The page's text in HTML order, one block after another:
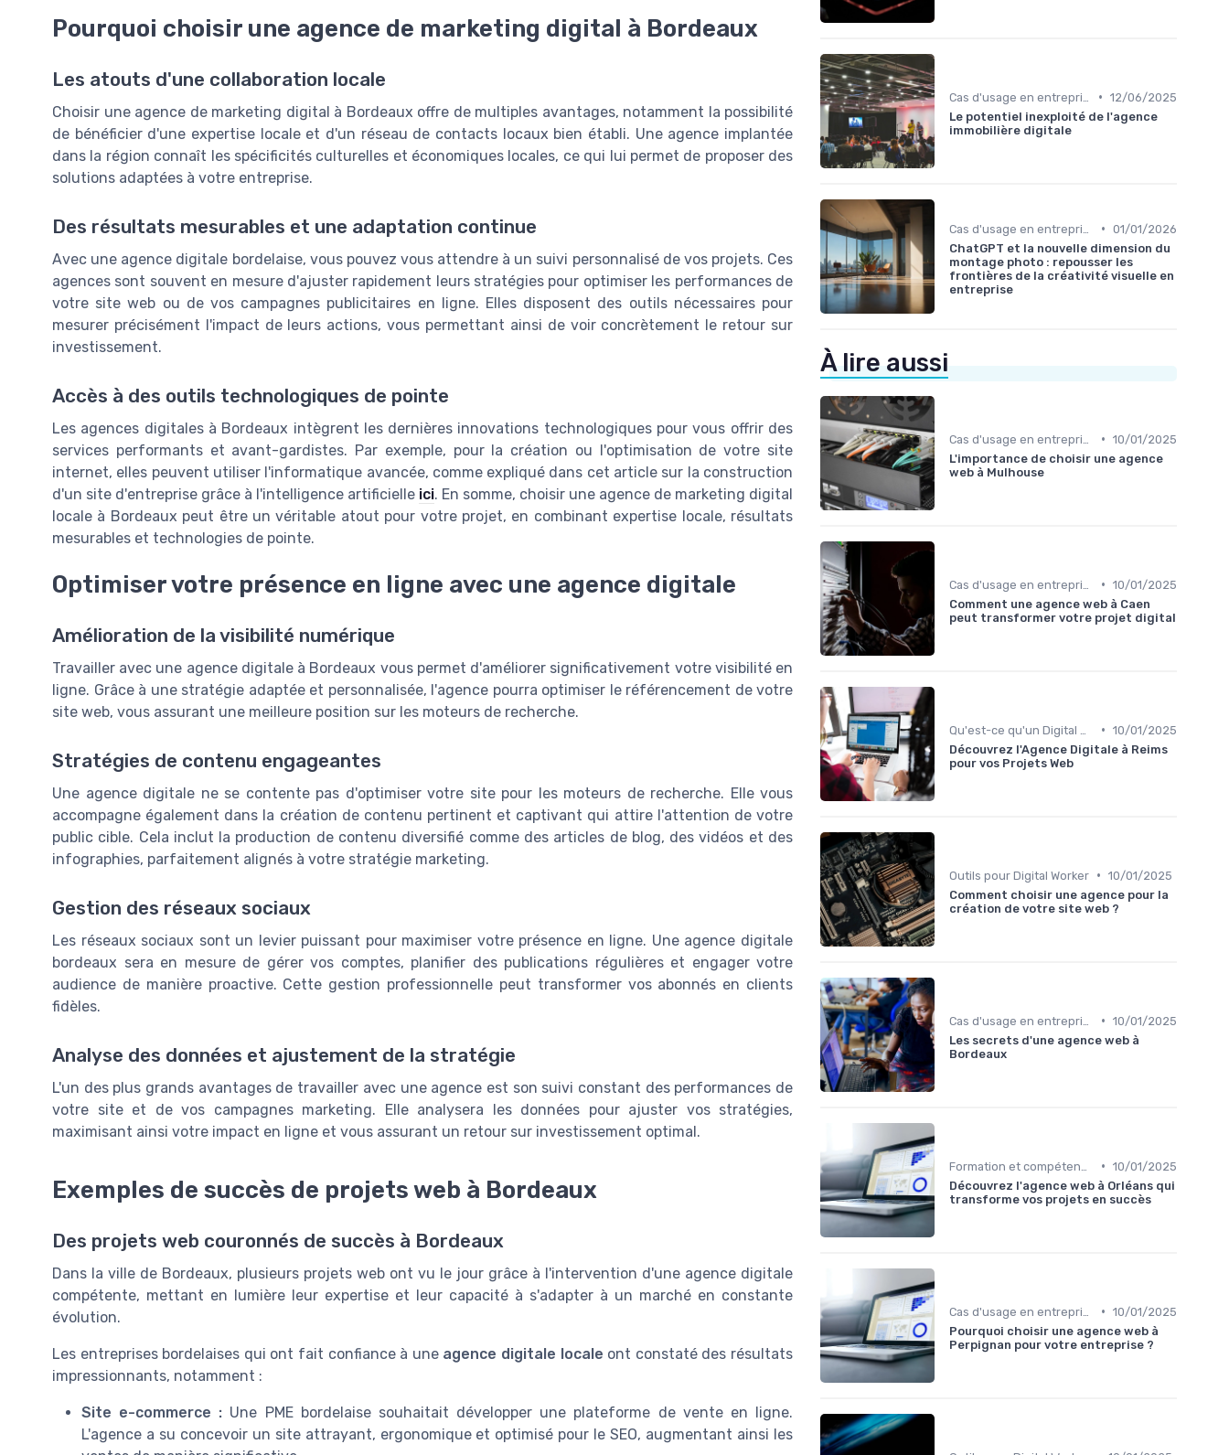
Pourquoi choisir une agence de marketing digital à Bordeaux
Les atouts d'une collaboration locale
Choisir une agence de marketing digital à Bordeaux offre de multiples avantages, notamment la possibilité
de bénéficier d'une expertise locale et d'un réseau de contacts locaux bien établi. Une agence implantée
dans la région connaît les spécificités culturelles et économiques locales, ce qui lui permet de proposer des
solutions adaptées à votre entreprise.
Des résultats mesurables et une adaptation continue
Avec une agence digitale bordelaise, vous pouvez vous attendre à un suivi personnalisé de vos projets. Ces
agences sont souvent en mesure d'ajuster rapidement leurs stratégies pour optimiser les performances de
votre site web ou de vos campagnes publicitaires en ligne. Elles disposent des outils nécessaires pour
mesurer précisément l'impact de leurs actions, vous permettant ainsi de voir concrètement le retour sur
investissement.
Accès à des outils technologiques de pointe
Les agences digitales à Bordeaux intègrent les dernières innovations technologiques pour vous offrir des
services performants et avant-gardistes. Par exemple, pour la création ou l'optimisation de votre site
internet, elles peuvent utiliser l'informatique avancée, comme expliqué dans cet article sur la construction
d'un site d'entreprise grâce à l'intelligence artificielle ici. En somme, choisir une agence de marketing digital
locale à Bordeaux peut être un véritable atout pour votre projet, en combinant expertise locale, résultats
mesurables et technologies de pointe.
Optimiser votre présence en ligne avec une agence digitale
Amélioration de la visibilité numérique
Travailler avec une agence digitale à Bordeaux vous permet d'améliorer significativement votre visibilité en
ligne. Grâce à une stratégie adaptée et personnalisée, l'agence pourra optimiser le référencement de votre
site web, vous assurant une meilleure position sur les moteurs de recherche.
Stratégies de contenu engageantes
Une agence digitale ne se contente pas d'optimiser votre site pour les moteurs de recherche. Elle vous
accompagne également dans la création de contenu pertinent et captivant qui attire l'attention de votre
public cible. Cela inclut la production de contenu diversifié comme des articles de blog, des vidéos et des
infographies, parfaitement alignés à votre stratégie marketing.
Gestion des réseaux sociaux
Les réseaux sociaux sont un levier puissant pour maximiser votre présence en ligne. Une agence digitale
bordeaux sera en mesure de gérer vos comptes, planifier des publications régulières et engager votre
audience de manière proactive. Cette gestion professionnelle peut transformer vos abonnés en clients
fidèles.
Analyse des données et ajustement de la stratégie
L'un des plus grands avantages de travailler avec une agence est son suivi constant des performances de
votre site et de vos campagnes marketing. Elle analysera les données pour ajuster vos stratégies,
maximisant ainsi votre impact en ligne et vous assurant un retour sur investissement optimal.
Exemples de succès de projets web à Bordeaux
Des projets web couronnés de succès à Bordeaux
Dans la ville de Bordeaux, plusieurs projets web ont vu le jour grâce à l'intervention d'une agence digitale
compétente, mettant en lumière leur expertise et leur capacité à s'adapter à un marché en constante
évolution.
Les entreprises bordelaises qui ont fait confiance à une agence digitale locale ont constaté des résultats
impressionnants, notamment :
Site e-commerce : Une PME bordelaise souhaitait développer une plateforme de vente en ligne.
L'agence a su concevoir un site attrayant, ergonomique et optimisé pour le SEO, augmentant ainsi les
• 12/06/2025
Le potentiel inexploité de l'agence
immobilière digitale
• 01/01/2026
ChatGPT et la nouvelle dimension du
montage photo : repousser les
frontières de la créativité visuelle en
entreprise
À lire aussi
• 10/01/2025
L'importance de choisir une agence
web à Mulhouse
• 10/01/2025
Comment une agence web à Caen
peut transformer votre projet digital
• 10/01/2025
Découvrez l'Agence Digitale à Reims
pour vos Projets Web
Outils pour Digital Worker • 10/01/2025
Comment choisir une agence pour la
création de votre site web ?
• 10/01/2025
Les secrets d'une agence web à
Bordeaux
• 10/01/2025
Découvrez l'agence web à Orléans qui
transforme vos projets en succès
• 10/01/2025
Pourquoi choisir une agence web à
Perpignan pour votre entreprise ?